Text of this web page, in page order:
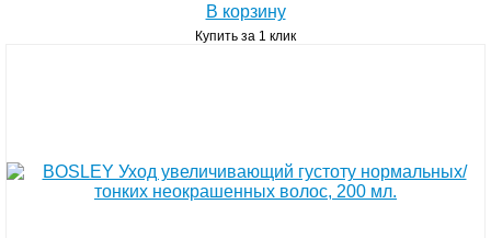
В корзину
Купить за 1 клик